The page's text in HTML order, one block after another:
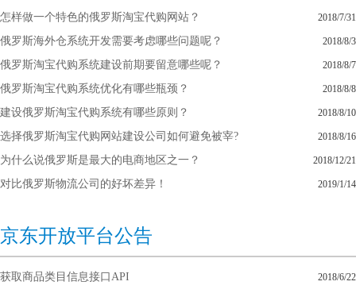
怎样做一个特色的俄罗斯淘宝代购网站？ 2018/7/31
俄罗斯海外仓系统开发需要考虑哪些问题呢？ 2018/8/3
俄罗斯淘宝代购系统建设前期要留意哪些呢？ 2018/8/7
俄罗斯淘宝代购系统优化有哪些瓶颈？ 2018/8/8
建设俄罗斯淘宝代购系统有哪些原则？ 2018/8/10
选择俄罗斯淘宝代购网站建设公司如何避免被宰? 2018/8/16
为什么说俄罗斯是最大的电商地区之一？ 2018/12/21
对比俄罗斯物流公司的好坏差异！ 2019/1/14
京东开放平台公告
获取商品类目信息接口API 2018/6/22